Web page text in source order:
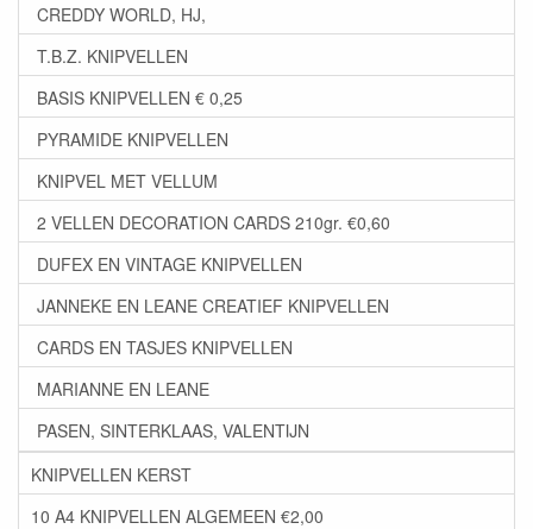
CREDDY WORLD, HJ,
T.B.Z. KNIPVELLEN
BASIS KNIPVELLEN € 0,25
PYRAMIDE KNIPVELLEN
KNIPVEL MET VELLUM
2 VELLEN DECORATION CARDS 210gr. €0,60
DUFEX EN VINTAGE KNIPVELLEN
JANNEKE EN LEANE CREATIEF KNIPVELLEN
CARDS EN TASJES KNIPVELLEN
MARIANNE EN LEANE
PASEN, SINTERKLAAS, VALENTIJN
KNIPVELLEN KERST
10 A4 KNIPVELLEN ALGEMEEN €2,00